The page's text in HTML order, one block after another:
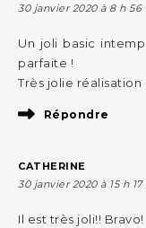
30 janvier 2020 à 8 h 56
Un joli basic
parfaite !
Très jolie réalisation !
Répondre
CATHERINE
30 janvier 2020 à 15 h
Il est très joli!! Bravo!